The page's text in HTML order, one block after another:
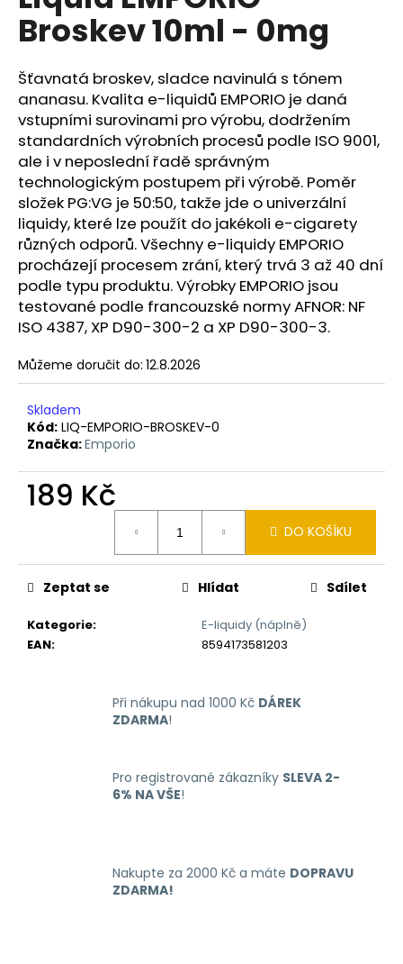
0,0
hvězdiček.
Broskev 10ml - 0mg
Šťavnatá broskev, sladce navinulá s tónem
ananasu. Kvalita e-liquidů EMPORIO je daná
vstupními surovinami pro výrobu, dodržením
standardních výrobních procesů podle ISO 9001,
ale i v neposlední řadě správným
technologickým postupem při výrobě. Poměr
složek PG:VG je 50:50, takže jde o univerzální
liquidy, které lze použít do jakékoli e-cigarety
různých odporů. Všechny e-liquidy EMPORIO
procházejí procesem zrání, který trvá 3 až 40 dní
podle typu produktu. Výrobky EMPORIO jsou
testované podle francouzské normy AFNOR: NF
ISO 4387, XP D90-300-2 a XP D90-300-3.
Můžeme doručit do: 12.8.2026
Skladem
Kód: LIQ-EMPORIO-BROSKEV-0
Značka:Emporio
189 Kč
DO KOŠÍKU
Kategorie:
E-liquidy (náplně)
EAN: 8594173581203
Zeptat se Hlídat Sdílet
Při nákupu nad 1000 Kč DÁREK
ZDARMA!
Pro registrované zákazníky SLEVA 2-
6% NA VŠE!
Nakupte za 2000 Kč a máte DOPRAVU
ZDARMA!
a
j
í
t
?
HLEDAT
D
o
p
r
u
č
u
e
m
AMERICAN
10ML-
6MG
(AMERICKÝ